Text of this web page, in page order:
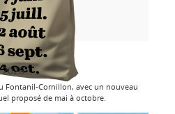
Fontanil-Cornillon, avec un nouveau
proposé de mai à octobre.